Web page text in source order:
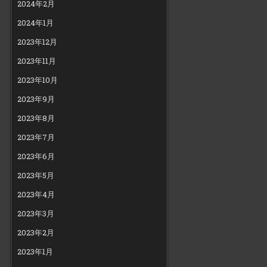
2024年2月
2024年1月
2023年12月
2023年11月
2023年10月
2023年9月
2023年8月
2023年7月
2023年6月
2023年5月
2023年4月
2023年3月
2023年2月
2023年1月